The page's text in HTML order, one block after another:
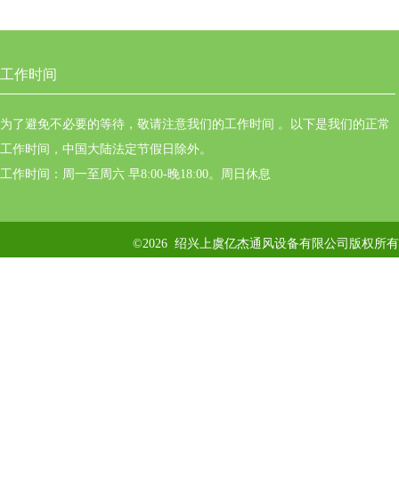
工作时间
为了避免不必要的等待，敬请注意我们的工作时间 。以下是我们的正常
工作时间，中国大陆法定节假日除外。
工作时间：周一至周六 早8:00-晚18:00。周日休息
©2026 绍兴上虞亿杰通风设备有限公司版权所有